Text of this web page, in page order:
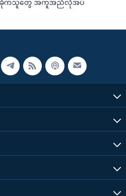
ာ ထိခိုက်သူတွေ အကူအညီလိုအပ်